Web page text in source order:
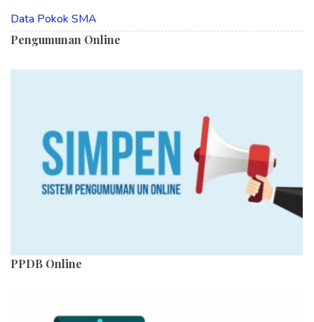
Data Pokok SMA
Pengumunan Online
PPDB Online